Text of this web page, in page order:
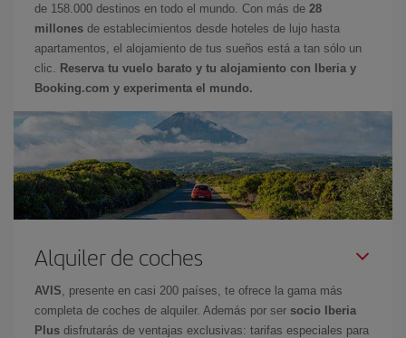
de 158.000 destinos en todo el mundo. Con más de 28
millones de establecimientos desde hoteles de lujo hasta
apartamentos, el alojamiento de tus sueños está a tan sólo un
clic.
Reserva tu vuelo barato y tu alojamiento con Iberia y
Booking.com y experimenta el mundo.
Alquiler de coches
AVIS , presente en casi 200 países, te ofrece la gama más
completa de coches de alquiler. Además por ser socio Iberia
Plus disfrutarás de ventajas exclusivas: tarifas especiales para